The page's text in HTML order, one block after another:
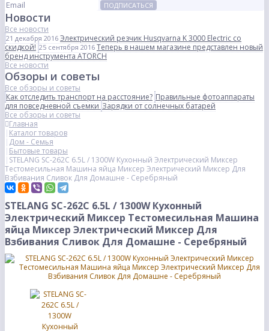
ПОДПИСАТЬСЯ
Новости
Все новости
21 декабря 2016 Электрический резчик Husqvarna K 3000 Electric со
скидкой! 25 сентября 2016 Теперь в нашем магазине представлен новый
бренд инструмента ATORCH
Все новости
Обзоры и советы
Все обзоры и советы
Как отследить транспорт на расстояние? Правильные фотоаппараты
для повседневной съемкиЗарядки от солнечных батарей
Все обзоры и советы
Главная
Каталог товаров
Дом - Семья
Бытовые товары
STELANG SC-262C 6.5L / 1300W Кухонный Электрический Миксер
Тестомесильная Машина яйца Миксер Электрический Миксер Для
Взбивания Сливок Для Домашне - Серебряный
STELANG SC-262C 6.5L / 1300W Кухонный
Электрический Миксер Тестомесильная Машина
яйца Миксер Электрический Миксер Для
Взбивания Сливок Для Домашне - Серебряный